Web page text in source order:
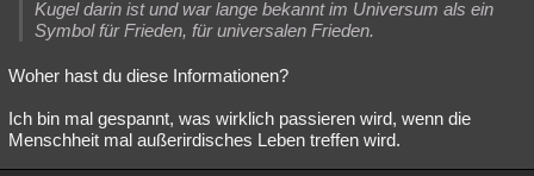
Kugel darin ist und war lange bekannt im Universum als ein
Symbol für Frieden, für universalen Frieden.
Woher hast du diese Informationen?
Ich bin mal gespannt, was wirklich passieren wird, wenn die
Menschheit mal außerirdisches Leben treffen wird.